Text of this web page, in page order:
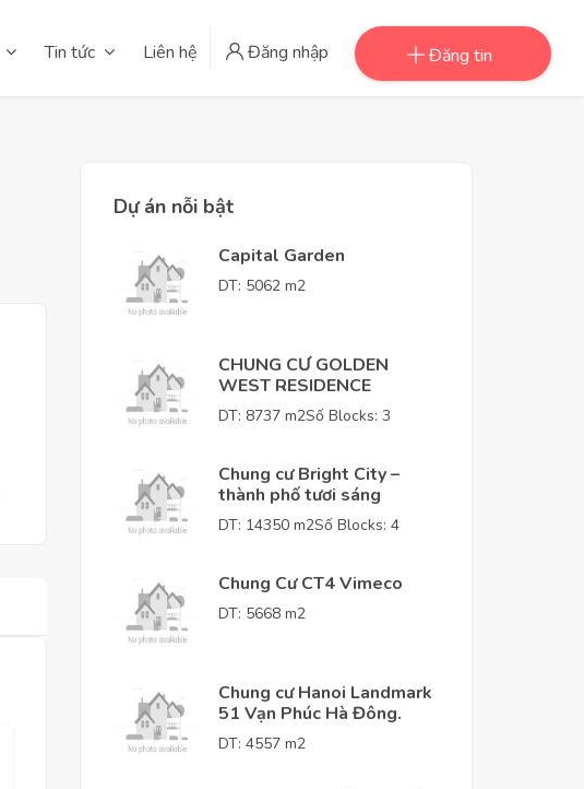
Tin tức Liên hệ Đăng nhập Đăng tin
Dự án nỗi bật
Capital Garden
DT: 5062 m2
CHUNG CƯ GOLDEN
WEST RESIDENCE
DT: 8737 m2Số Blocks: 3
Chung cư Bright City –
thành phố tươi sáng
DT: 14350 m2Số Blocks: 4
Chung Cư CT4 Vimeco
DT: 5668 m2
Chung cư Hanoi Landmark
51 Vạn Phúc Hà Đông.
DT: 4557 m2